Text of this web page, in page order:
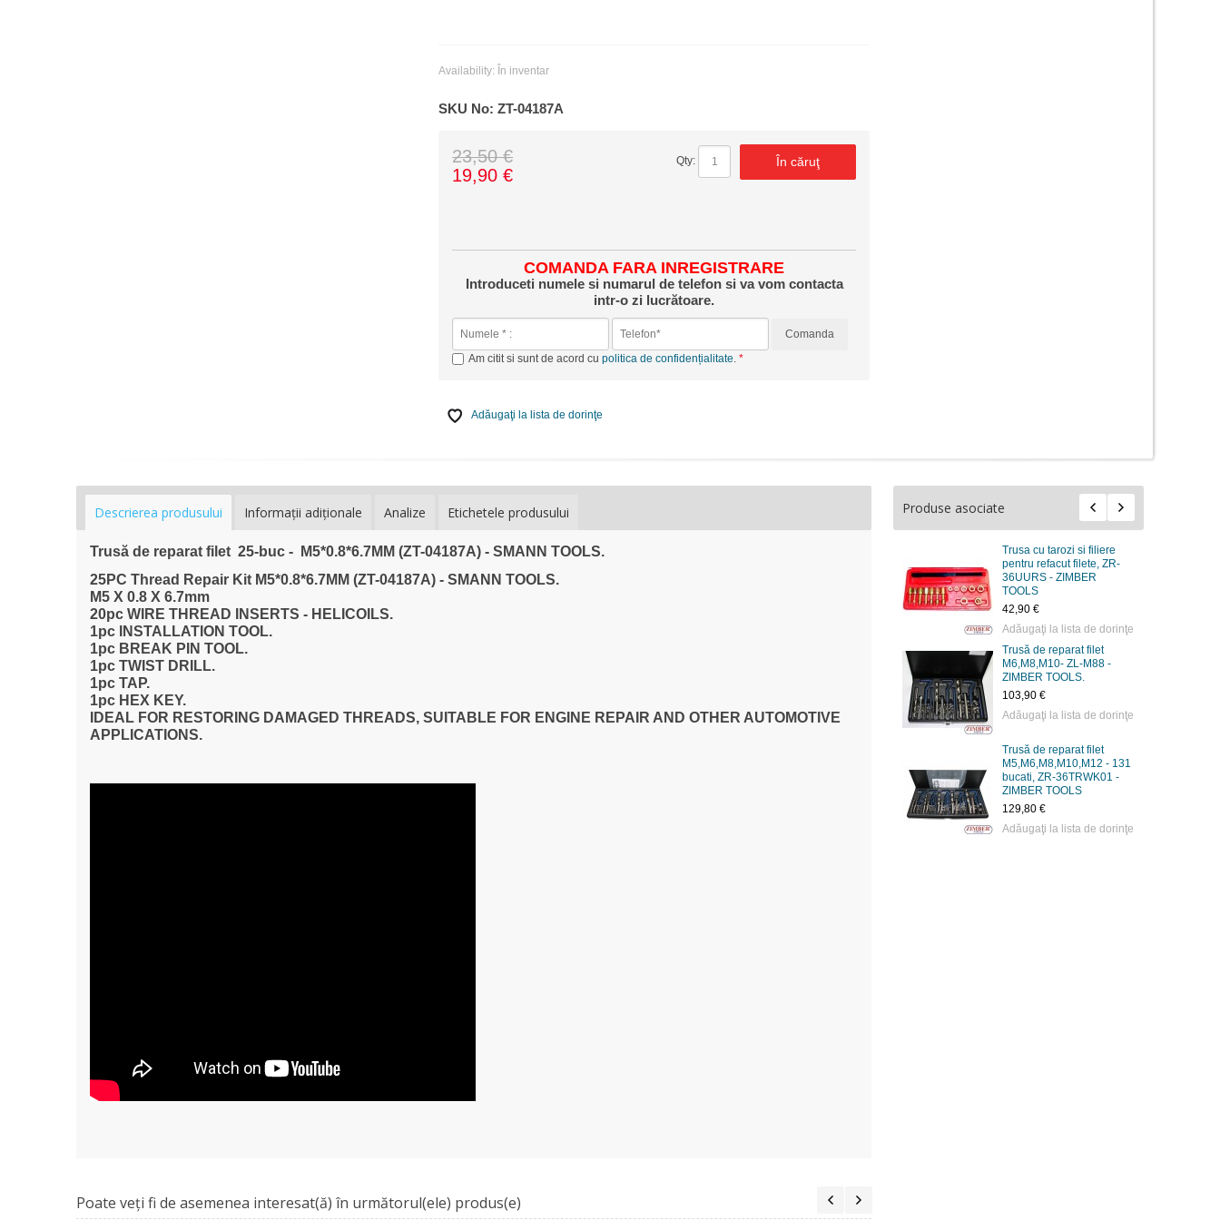
Availability: În inventar
SKU No:ZT-04187A
23,50 €
19,90 €
Qty: În căruţ
COMANDA FARA INREGISTRARE
Introduceti numele si numarul de telefon si va vom contacta
intr-o zi lucrătoare.
Comanda
Am citit si sunt de acord cupolitica de confidențialitate.
Adăugaţi la lista de dorinţe
Descrierea produsului Informaţii adiţionale Analize Etichetele produsului
Trusă de reparat filet 25-buc - M5*0.8*6.7MM (ZT-04187A) - SMANN TOOLS.
25PC Thread Repair Kit M5*0.8*6.7MM (ZT-04187A) - SMANN TOOLS.
M5 X 0.8 X 6.7mm
20pc WIRE THREAD INSERTS - HELICOILS.
1pc INSTALLATION TOOL.
1pc BREAK PIN TOOL.
1pc TWIST DRILL.
1pc TAP.
1pc HEX KEY.
IDEAL FOR RESTORING DAMAGED THREADS, SUITABLE FOR ENGINE REPAIR AND OTHER AUTOMOTIVE
APPLICATIONS.
Produse asociate
Trusă de reparat filet
M6,M8,M10- ZL-M88 -
Adăugaţi la lista de dorinţe
bucati, ZR-36TRWK01 -
Trusă de reparat filet
metric și UNF - UNC- 43
Buc, ZR-36UUMRK43 -
Adăugaţi la lista de dorinţe
Trusa reparat buson baie
ulei M13x1.5, ZR-
36ODRK13 - ZIMBER
24,90 €
Trusa reparat buson baie
ulei M15x1.5, ZR-
36ODRK15 - ZIMBER
TOOLS.
Adăugaţi la lista de dorinţe
Poate veţi fi de asemenea interesat(ă) în următorul(ele) produs(e)